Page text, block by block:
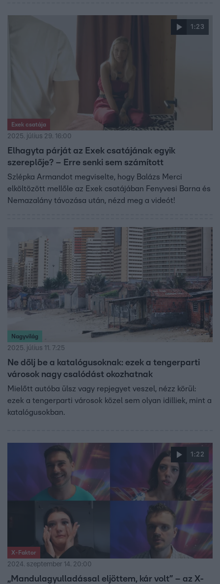
1:23
Exek csatája
2025. július 29. 16:00
Elhagyta párját az Exek csatájának egyik
szereplője? – Erre senki sem számított
Szlépka Armandot megviselte, hogy Balázs Merci
elköltözött mellőle az Exek csatájában Fenyvesi Barna és
Nemazalány távozása után, nézd meg a videót!
Nagyvilág
2025. július 11. 7:25
Ne dőlj be a katalógusoknak: ezek a tengerparti
városok nagy csalódást okozhatnak
Mielőtt autóba ülsz vagy repjegyet veszel, nézz körül:
ezek a tengerparti városok közel sem olyan idilliek, mint a
katalógusokban.
1:22
X-Faktor
2024. szeptember 14. 20:00
„Mandulagyulladással eljöttem, kár volt” – az X-